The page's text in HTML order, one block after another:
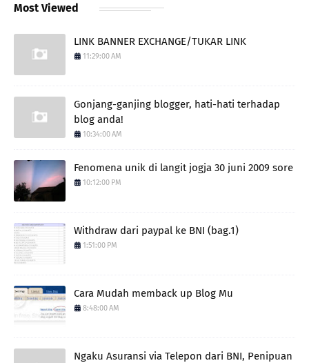
Most Viewed
LINK BANNER EXCHANGE/TUKAR LINK
11:29:00 AM
Gonjang-ganjing blogger, hati-hati terhadap
blog anda!
10:34:00 AM
Fenomena unik di langit jogja 30 juni 2009 sore
10:12:00 PM
Withdraw dari paypal ke BNI (bag.1)
1:51:00 PM
Cara Mudah memback up Blog Mu
8:48:00 AM
Ngaku Asuransi via Telepon dari BNI, Penipuan